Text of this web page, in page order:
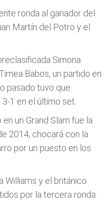
ronda al ganador del
Martín del Potro y el
Simona
Babos, un partido en
pasado tuvo que
1 en el último set.
un Grand Slam fue la
2014, chocará con la
por un puesto en los
Williams y el británico
por la tercera ronda.